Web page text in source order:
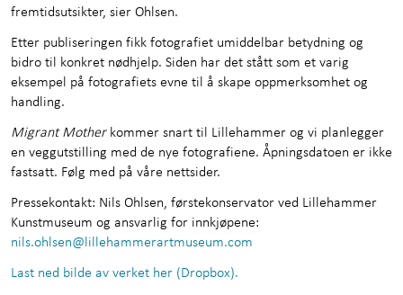
fremtidsutsikter, sier Ohlsen.
Etter publiseringen fikk fotografiet umiddelbar betydning og
bidro til konkret nødhjelp. Siden har det stått som et varig
eksempel på fotografiets evne til å skape oppmerksomhet og
handling.
Migrant Motherkommer snart til Lillehammer og vi planlegger
en veggutstilling med de nye fotografiene. Åpningsdatoen er ikke
fastsatt. Følg med på våre nettsider.
Pressekontakt: Nils Ohlsen, førstekonservator ved Lillehammer
Kunstmuseum og ansvarlig for innkjøpene:
nils.ohlsen@lillehammerartmuseum.com
Last ned bilde av verket her (Dropbox).